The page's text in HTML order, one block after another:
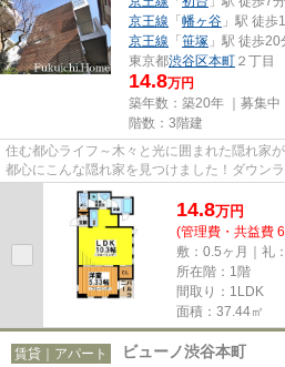
京王線 「幡ヶ谷 」駅 徒歩
京王線 「笹塚 」駅 徒歩20
東京都渋谷区本町 ２丁目
14.8万円
築年数：築20年 ｜募集中
階数：3階建
住む都心ライフ～木々と光に囲まれた隠れ家
都心にこんな隠れ家を見つけました！ダウン
内…人気設備の揃った快適な空間...
14.8万円
(管理費・共益費
敷：0.5ヶ月｜礼
所在階：1階
間取り：1LDK
面積：37.44㎡
賃貸｜アパート ビューノ渋谷本町